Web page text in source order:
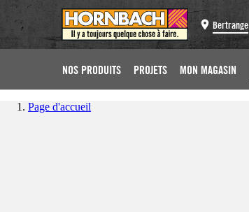
Bertrange
NOS PRODUITS PROJETS MON MAGASIN
Page d'accueil